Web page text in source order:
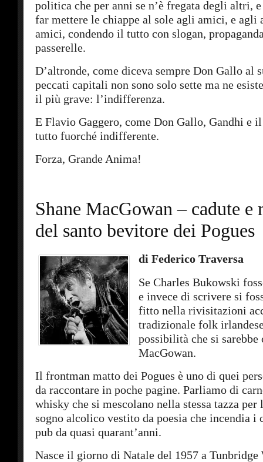
politica che per anni se n’è fregata degli altri, e
far mettere le chiappe al sole agli amici, e agli
amici, condendo il tutto con slogan,
passerelle.
D’altronde, come diceva sempre Don Gallo al
peccati capitali non sono solo sette ma ne
il più grave: l’indifferenza.
E Flavio Gaggero, come Don Gallo, Gandhi e
tutto fuorché indifferente.
Forza, Grande Anima!
Shane MacGowan – cadute
del santo bevitore dei Pogues
di Federico Traversa
Se Charles Bukowski
e invece di scrivere si
fitto nella rivisitazioni
tradizionale folk
possibilità che si sarebbe
MacGowan.
Il frontman matto dei Pogues è uno di quei
da raccontare in poche pagine. Parliamo di
whisky che si mescolano nella stessa tazza per
sogno alcolico vestito da poesia che incendia
pub da quasi quarant’anni.
Nasce il giorno di Natale del 1957 a Tunbridge